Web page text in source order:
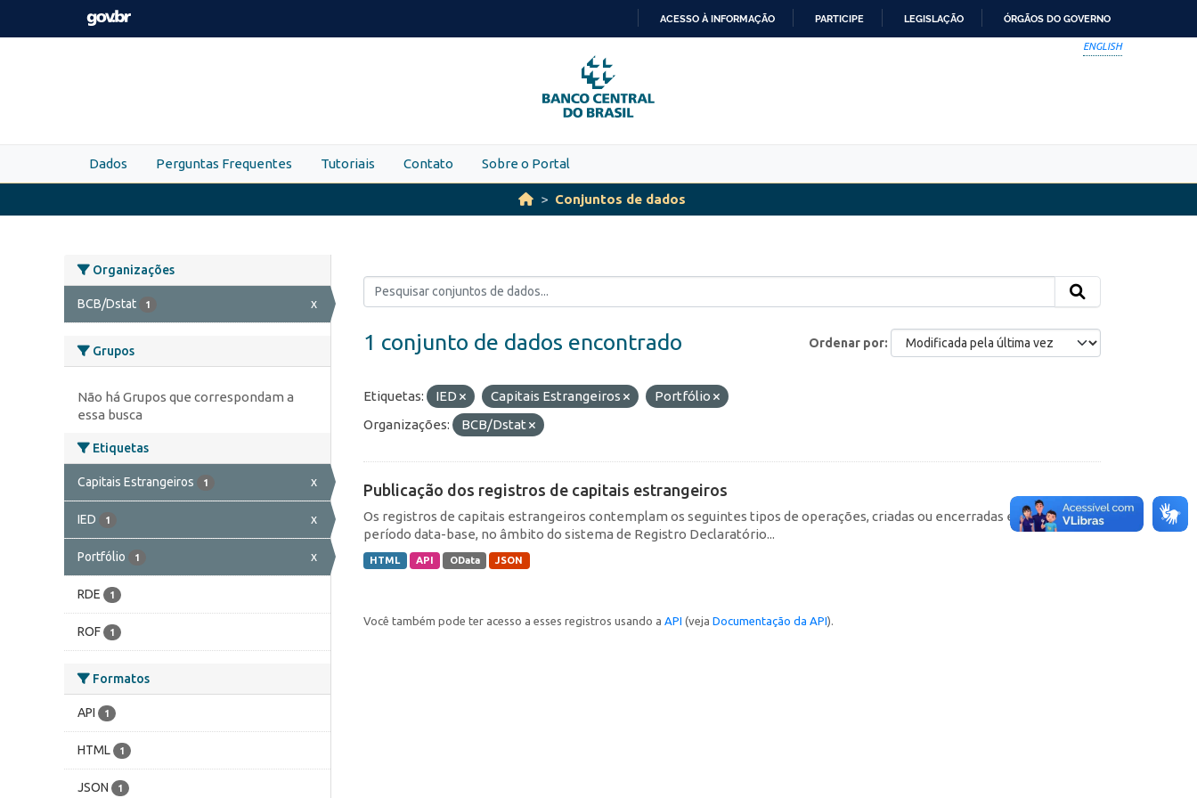
Skip to main content
PARA
O
CONTEÚDO
ACESSO À INFORMAÇÃO PARTICIPE LEGISLAÇÃO ÓRGÃOS DO GOVERNO
ENGLISH
Dados Perguntas Frequentes Tutoriais Contato Sobre o Portal
Conjuntos de dados
Organizações
BCB/Dstat 1 x
Grupos
Não há Grupos que correspondam a
essa busca
Etiquetas
Capitais Estrangeiros 1 x
IED 1 x
Portfólio 1 x
RDE 1
ROF 1
Formatos
API 1
HTML 1
JSON 1
Ordenar por
1 conjunto de dados encontrado
Etiquetas: IED Capitais Estrangeiros
Portfólio
Organizações:
BCB/Dstat
Publicação dos registros de capitais estrangeiros
Os registros de capitais estrangeiros contemplam os seguintes tipos de operações, criadas ou encerradas em cada
período data-base, no âmbito do sistema de Registro Declaratório...
HTML API OData JSON
Você também pode ter acesso a esses registros usando a API (veja Documentação da API).